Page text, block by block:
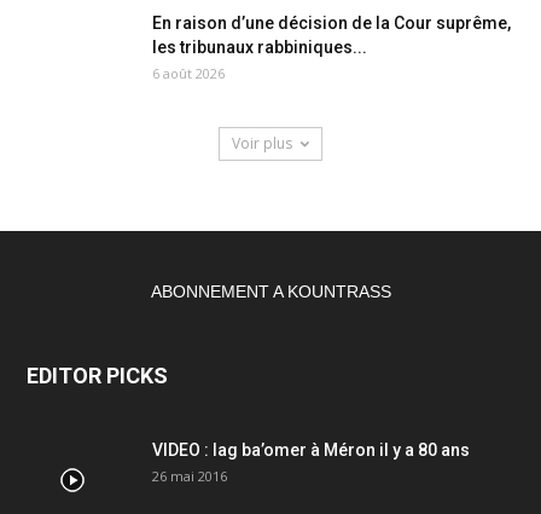
En raison d’une décision de la Cour suprême,
les tribunaux rabbiniques...
6 août 2026
Voir plus
ABONNEMENT A KOUNTRASS
EDITOR PICKS
VIDEO : lag ba’omer à Méron il y a 80 ans
26 mai 2016